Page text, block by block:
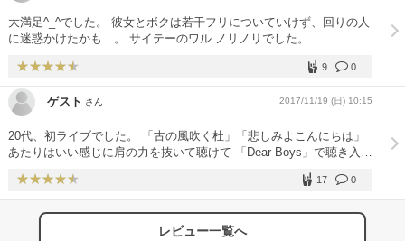
大満足^_^でした。 彼女とボクは若干フリについていけず、回りの人
に迷惑かけたかも…。 サイテーのワル ノリノリでした。
0
9
ゲスト さん 2017/11/19 (日) 10:15
20代、初ライブでした。 「古の風吹く杜」「悲しみよこんにちは」
あたりはいい感じに肩の力を抜いて聴けて 「Dear Boys」で聴き入っ
を見せつけられ凄い迫力でした。 「君への手紙」「明日へのマー
チ」のアコースティック曲も歌ってる姿が格好良かったです。 本編
終盤の煽りで（やっぱり世代なので）「波乗りジョニー」を生で聴け
たのは感動してジーンときてしまいました。 ラストは完璧なアカペ
0
17
レビュー一覧へ